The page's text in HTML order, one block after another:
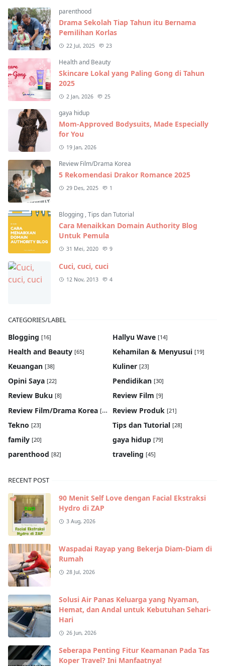
parenthood
Drama Sekolah Tiap Tahun itu Bernama
Pemilihan Korlas
22 Jul, 2025 23
Health and Beauty
Skincare Lokal yang Paling Gong di Tahun
2025
2 Jan, 2026 25
gaya hidup
Mom-Approved Bodysuits, Made Especially
for You
19 Jan, 2026
Review Film/Drama Korea
5 Rekomendasi Drakor Romance 2025
29 Des, 2025 1
Blogging ,Tips dan Tutorial
Cara Menaikkan Domain Authority Blog
Untuk Pemula
31 Mei, 2020 9
Cuci, cuci, cuci
12 Nov, 2013 4
CATEGORIES/LABEL
Blogging [16] Hallyu Wave [14]
Health and Beauty [65] Kehamilan & Menyusui [19]
Keuangan [38] Kuliner [23]
Opini Saya [22] Pendidikan [30]
Review Buku [8] Review Film [9]
Review Film/Drama Korea [22] Review Produk [21]
Tekno [23] Tips dan Tutorial [28]
family [20] gaya hidup [79]
parenthood [82] traveling [45]
RECENT POST
90 Menit Self Love dengan Facial Ekstraksi
Hydro di ZAP
3 Aug, 2026
Waspadai Rayap yang Bekerja Diam-Diam di
Rumah
28 Jul, 2026
Solusi Air Panas Keluarga yang Nyaman,
Hemat, dan Andal untuk Kebutuhan Sehari-
Hari
26 Jun, 2026
Seberapa Penting Fitur Keamanan Pada Tas
Koper Travel? Ini Manfaatnya!